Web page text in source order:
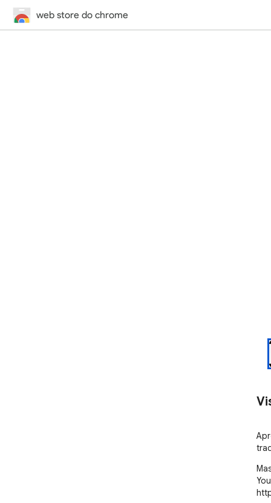
web store do chrome